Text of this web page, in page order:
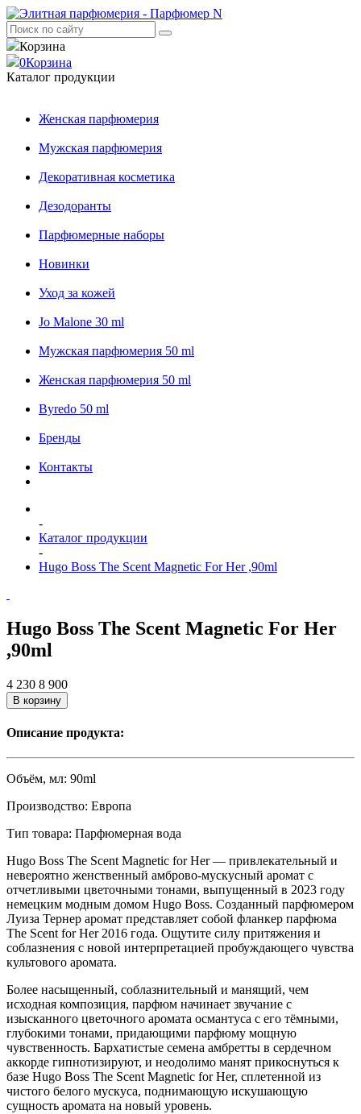
Корзина
0Корзина
Каталог продукции
Женская парфюмерия
Мужская парфюмерия
Декоративная косметика
Дезодоранты
Парфюмерные наборы
Новинки
Уход за кожей
Jo Malone 30 ml
Мужская парфюмерия 50 ml
Женская парфюмерия 50 ml
Byredo 50 ml
Бренды
Контакты
-
Каталог продукции
-
Hugo Boss The Scent Magnetic For Her ,90ml
Hugo Boss The Scent Magnetic For Her
,90ml
4 230 8 900
В корзину
Описание продукта:
Объём, мл: 90ml
Производство: Европа
Тип товара: Парфюмерная вода
Hugo Boss The Scent Magnetic for Her — привлекательный и
невероятно женственный амброво-мускусный аромат с
отчетливыми цветочными тонами, выпущенный в 2023 году
немецким модным домом Hugo Boss. Созданный парфюмером
Луиза Тернер аромат представляет собой фланкер парфюма
The Scent for Her 2016 года. Ощутите силу притяжения и
соблазнения с новой интерпретацией пробуждающего чувства
культового аромата.
Более насыщенный, соблазнительный и манящий, чем
исходная композиция, парфюм начинает звучание с
изысканного цветочного аромата османтуса с его тёмными,
глубокими тонами, придающими парфюму мощную
чувственность. Бархатистые семена амбретты в сердечном
аккорде гипнотизируют, и неодолимо манят прикоснуться к
базе Hugo Boss The Scent Magnetic for Her, сплетенной из
чистого белого мускуса, поднимающую искушающую
сущность аромата на новый уровень.